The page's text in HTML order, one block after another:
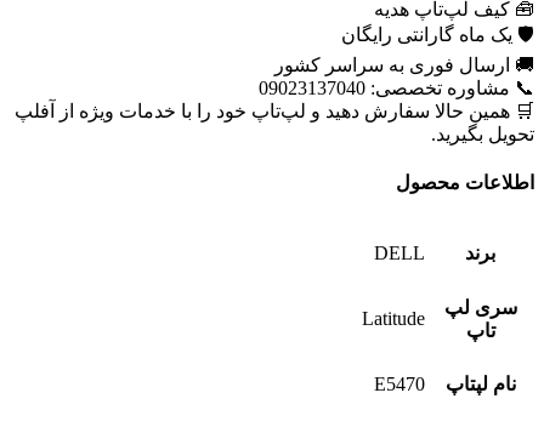
🧰 کیف لپ‌تاپ هدیه
🛡 یک ماه گارانتی رایگان
🚚 ارسال فوری به سراسر کشور
📞 مشاوره تخصصی: 09023137040
🛒 همین حالا سفارش دهید و لپ‌تاپ خود را با خدمات ویژه از آفلپ
تحویل بگیرید.
اطلاعات محصول
برند DELL
سری لپ
تاپ
Latitude
نام لپتاپ E5470